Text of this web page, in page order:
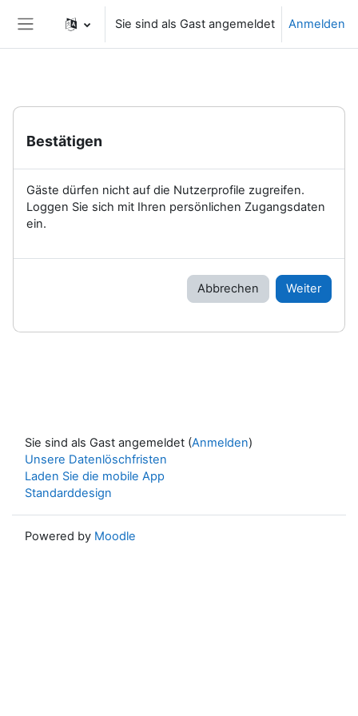
Website-Übersicht
Sie sind als Gast angemeldet Anmelden
Bestätigen
Gäste dürfen nicht auf die Nutzerprofile zugreifen.
Loggen Sie sich mit Ihren persönlichen Zugangsdaten
ein.
Abbrechen Weiter
Sie sind als Gast angemeldet (Anmelden)
Unsere Datenlöschfristen
Laden Sie die mobile App
Standarddesign
Powered by Moodle